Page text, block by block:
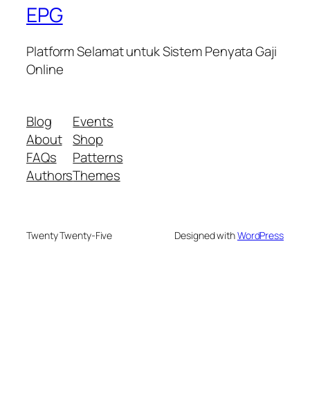
EPG
Platform Selamat untuk Sistem Penyata Gaji
Online
Blog
About
FAQs
Authors
Events
Shop
Patterns
Themes
Twenty Twenty-Five Designed withWordPress